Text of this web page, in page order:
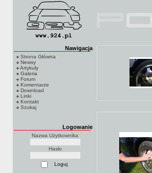
Nawigacja
Strona Główna
Newsy
Artykuły
Galeria
Forum
Komentarze
Download
Linki
Kontakt
Szukaj
Logowanie
Nazwa Użytkownika
Hasło